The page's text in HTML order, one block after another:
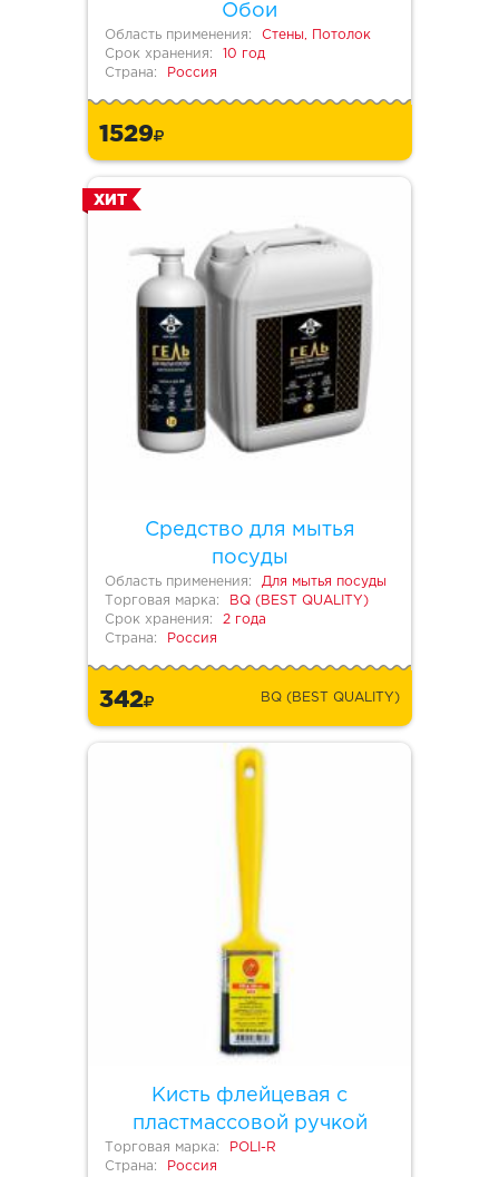
Обои
Область применения:
Стены, Потолок
Срок хранения:
10 год
Страна:
Россия
1529
Средство для мытья
посуды
ХИТ
Область применения:
Для мытья посуды
Торговая марка:
BQ (BEST QUALITY)
Срок хранения:
2 года
Страна:
Россия
342 BQ (BEST QUALITY)
Кисть флейцевая с
пластмассовой ручкой
Торговая марка:
POLI-R
Страна:
Россия